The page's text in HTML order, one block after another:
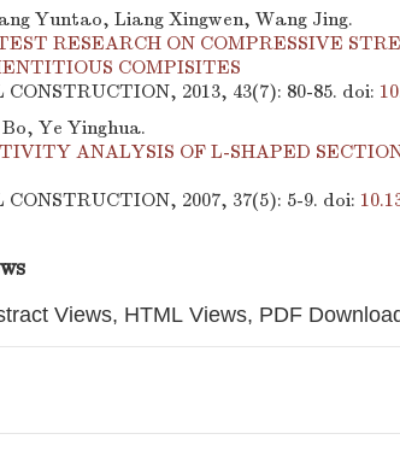
Yuntao, Liang Xingwen, Wang Jing.
RESEARCH ON COMPRESSIVE
COMPISITES
2013, 43(7): 80-85. doi:
Ye Yinghua.
ANALYSIS OF L-SHAPED
2007, 37(5): 5-9. doi:
Views, HTML Views, PDF